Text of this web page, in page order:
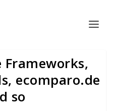
Frameworks,
ecomparo.de
so